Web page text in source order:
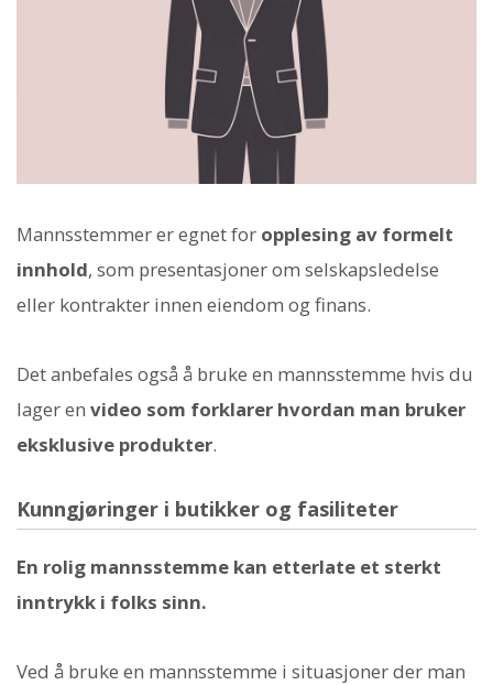
Mannsstemmer er egnet for opplesing av formelt
innhold, som presentasjoner om selskapsledelse
eller kontrakter innen eiendom og finans.
Det anbefales også å bruke en mannsstemme hvis du
lager en video som forklarer hvordan man bruker
eksklusive produkter.
Kunngjøringer i butikker og fasiliteter
En rolig mannsstemme kan etterlate et sterkt
inntrykk i folks sinn.
Ved å bruke en mannsstemme i situasjoner der man